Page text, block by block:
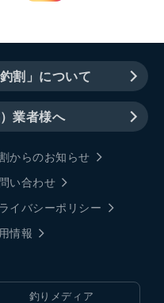
割」について
業者様へ
からのお知らせ
い合わせ
イバシーポリシー
情報
釣りメディア